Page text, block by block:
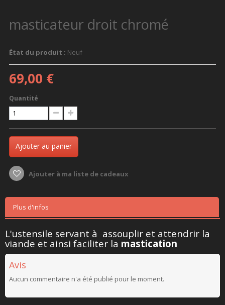
masticateur droit chromé
État du produit : Neuf
69,00 €
Quantité
Ajouter au panier
Ajouter à ma liste de cadeaux
Plus d'infos
L'ustensile servant à assouplir et attendrir la
viande et ainsi faciliter la mastication
Avis
Aucun commentaire n'a été publié pour le moment.